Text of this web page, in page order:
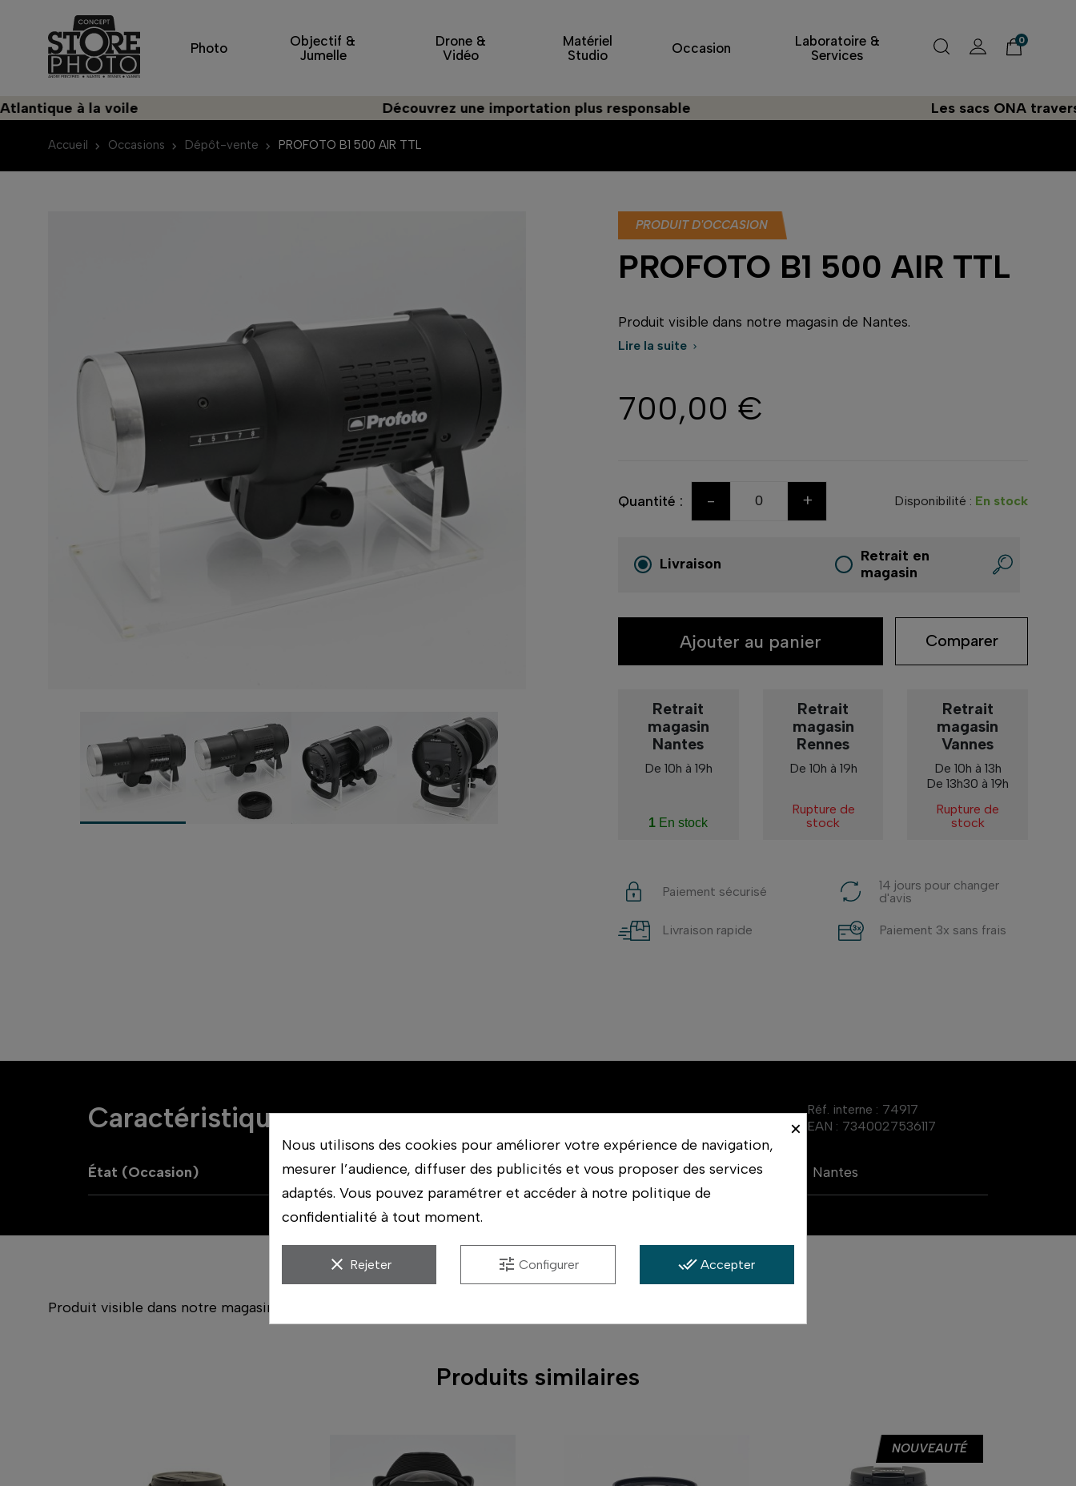
Photo
Objectif &
Jumelle
Drone &
Vidéo
Matériel
Studio
Occasion
Laboratoire &
Services
0
à la voile Découvrez une importation plus responsable Les sacs ONA traversent
Accueil Occasions Dépôt-vente PROFOTO B1 500 AIR TTL
PRODUIT D'OCCASION
PROFOTO B1 500 AIR TTL
Produit visible dans notre magasin de Nantes.
Lire la suite 
700,00 €
Quantité : - + Disponibilité : En stock
Livraison
Retrait en
magasin
Ajouter au panier Comparer
Retrait
magasin
Nantes
De 10h à 19h
1 En stock
Retrait
magasin
Rennes
De 10h à 19h
Rupture de
stock
Retrait
magasin
Vannes
De 10h à 13h
De 13h30 à 19h
Rupture de
stock
Paiement sécurisé
14 jours pour changer
d'avis
Livraison rapide Paiement 3x sans frais
Caractéristiques Réf. interne : 74917
EAN : 7340027536117
État (Occasion) Bon état Magasin (Occasion) Nantes
Produit visible dans notre magasin de Nantes.
Produits similaires
NOUVEAUTÉ
×
Nous utilisons des cookies pour améliorer votre expérience de navigation,
mesurer l’audience, diffuser des publicités et vous proposer des services
adaptés. Vous pouvez paramétrer et accéder à notre politique de
confidentialité à tout moment.
clear Rejeter tune Configurer done_all Accepter